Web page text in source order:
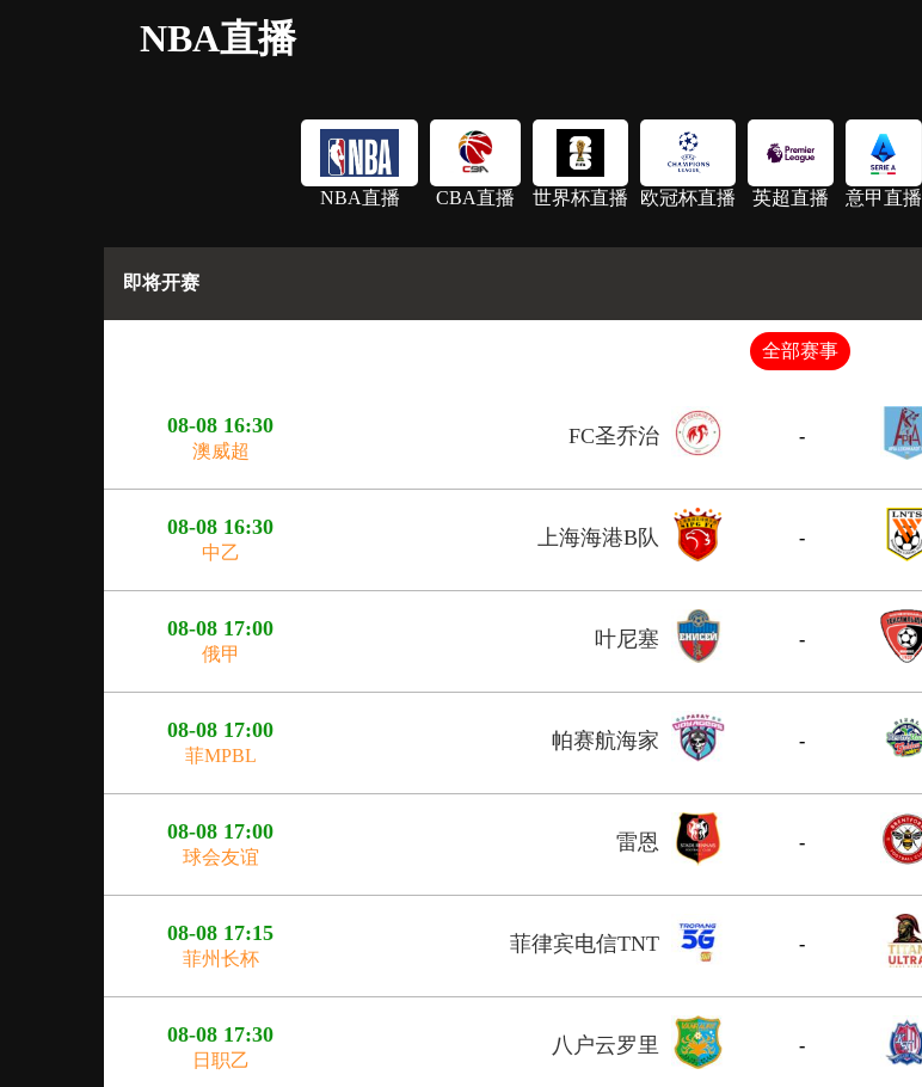
NBA直播
NBA直播 CBA直播 世界杯直播 欧冠杯直播 英超直播 意甲直播
即将开赛
全部赛事
08-08 16:30
澳威超
FC圣乔治 -
08-08 16:30
中乙
上海海港B队 -
08-08 17:00
俄甲
叶尼塞 -
08-08 17:00
菲MPBL
帕赛航海家 -
08-08 17:00
球会友谊
雷恩 -
08-08 17:15
菲州长杯
菲律宾电信TNT -
08-08 17:30
日职乙
八户云罗里 -